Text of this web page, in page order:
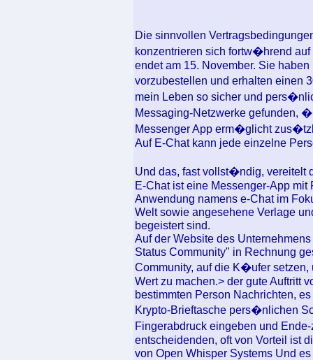
Die sinnvollen
konzentrieren sich fortw�hrend
endet am 15. November. Sie
vorzubestellen und erhalten einen
mein Leben so sicher und
Messaging-Netzwerke gefunden,
Messenger App erm�glicht
Auf E-Chat kann jede einzelne
Und das, fast vollst�ndig, vereitelt
E-Chat ist eine Messenger-App
Anwendung namens e-Chat im
Welt sowie angesehene Verlage
begeistert sind.
Auf der Website des
Status Community" in Rechnung
Community, auf die K�ufer
Wert zu machen.> der gute Auftritt
bestimmten Person Nachrichten,
Krypto-Brieftasche pers�nlichen
Fingerabdruck eingeben und
entscheidenden, oft von Vorteil ist
von Open Whisper Systems Und